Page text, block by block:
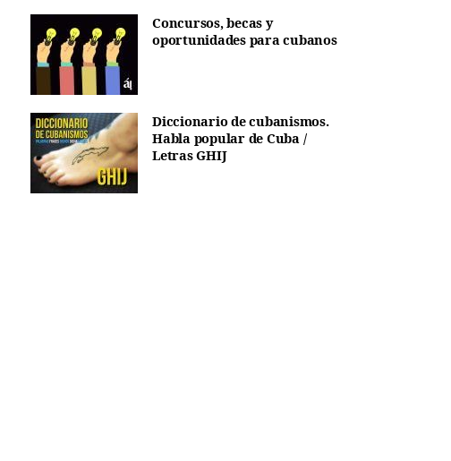
Concursos, becas y
oportunidades para cubanos
Diccionario de cubanismos.
Habla popular de Cuba /
Letras GHIJ